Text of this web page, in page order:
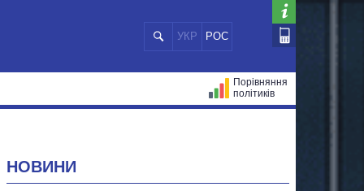
УКР РОС
Порівняння
політиків
НОВИНИ